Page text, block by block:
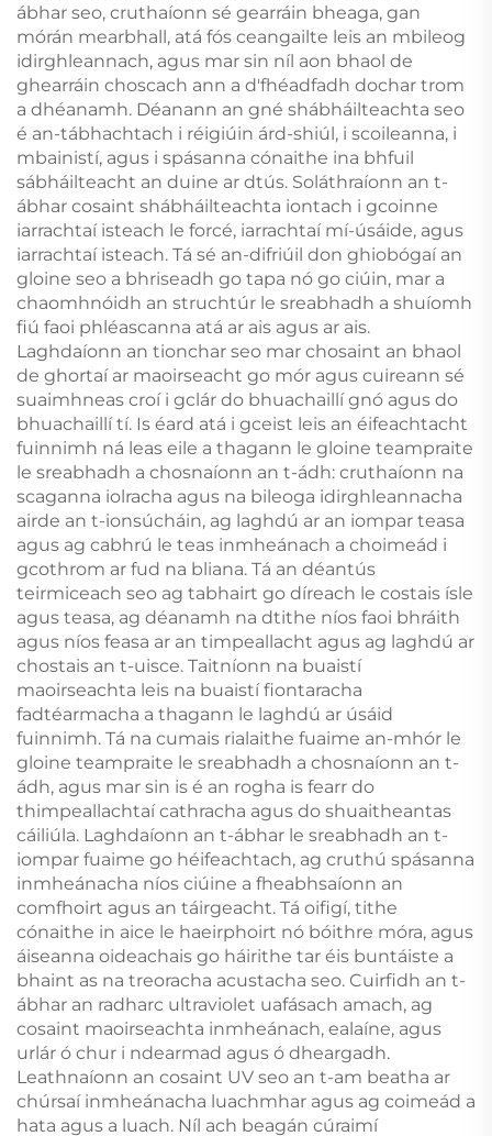
ábhar seo, cruthaíonn sé gearráin bheaga, gan
mórán mearbhall, atá fós ceangailte leis an mbileog
idirghleannach, agus mar sin níl aon bhaol de
ghearráin choscach ann a d'fhéadfadh dochar trom
a dhéanamh. Déanann an gné shábháilteachta seo
é an-tábhachtach i réigiúin árd-shiúl, i scoileanna, i
mbainistí, agus i spásanna cónaithe ina bhfuil
sábháilteacht an duine ar dtús. Soláthraíonn an t-
ábhar cosaint shábháilteachta iontach i gcoinne
iarrachtaí isteach le forcé, iarrachtaí mí-úsáide, agus
iarrachtaí isteach. Tá sé an-difriúil don ghiobógaí an
gloine seo a bhriseadh go tapa nó go ciúin, mar a
chaomhnóidh an struchtúr le sreabhadh a shuíomh
fiú faoi phléascanna atá ar ais agus ar ais.
Laghdaíonn an tionchar seo mar chosaint an bhaol
de ghortaí ar maoirseacht go mór agus cuireann sé
suaimhneas croí i gclár do bhuachaillí gnó agus do
bhuachaillí tí. Is éard atá i gceist leis an éifeachtacht
fuinnimh ná leas eile a thagann le gloine teampraite
le sreabhadh a chosnaíonn an t-ádh: cruthaíonn na
scaganna iolracha agus na bileoga idirghleannacha
airde an t-ionsúcháin, ag laghdú ar an iompar teasa
agus ag cabhrú le teas inmheánach a choimeád i
gcothrom ar fud na bliana. Tá an déantús
teirmiceach seo ag tabhairt go díreach le costais ísle
agus teasa, ag déanamh na dtithe níos faoi bhráith
agus níos feasa ar an timpeallacht agus ag laghdú ar
chostais an t-uisce. Taitníonn na buaistí
maoirseachta leis na buaistí fiontaracha
fadtéarmacha a thagann le laghdú ar úsáid
fuinnimh. Tá na cumais rialaithe fuaime an-mhór le
gloine teampraite le sreabhadh a chosnaíonn an t-
ádh, agus mar sin is é an rogha is fearr do
thimpeallachtaí cathracha agus do shuaitheantas
cáiliúla. Laghdaíonn an t-ábhar le sreabhadh an t-
iompar fuaime go héifeachtach, ag cruthú spásanna
inmheánacha níos ciúine a fheabhsaíonn an
comfhoirt agus an táirgeacht. Tá oifigí, tithe
cónaithe in aice le haeirphoirt nó bóithre móra, agus
áiseanna oideachais go háirithe tar éis buntáiste a
bhaint as na treoracha acustacha seo. Cuirfidh an t-
ábhar an radharc ultraviolet uafásach amach, ag
cosaint maoirseachta inmheánach, ealaíne, agus
urlár ó chur i ndearmad agus ó dheargadh.
Leathnaíonn an cosaint UV seo an t-am beatha ar
chúrsaí inmheánacha luachmhar agus ag coimeád a
hata agus a luach. Níl ach beagán cúraimí